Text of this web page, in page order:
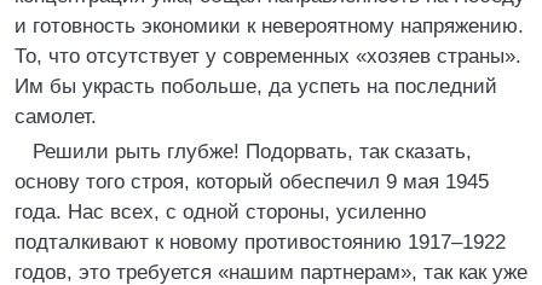
и готовность экономики к невероятному напряжению.
То, что отсутствует у современных «хозяев страны».
Им бы украсть побольше, да успеть на последний
самолет.
Решили рыть глубже! Подорвать, так сказать,
основу того строя, который обеспечил 9 мая 1945
года. Нас всех, с одной стороны, усиленно
подталкивают к новому противостоянию 1917–1922
годов, это требуется «нашим партнерам», так как уже